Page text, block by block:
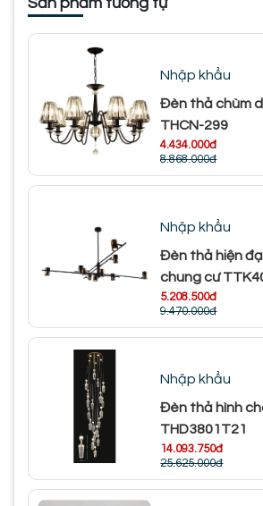
Sản phẩm tương tự
Nhập khẩu
Đèn thả chùm
THCN-299
4.434.000đ
8.868.000đ
Nhập khẩu
Đèn thả hiện
chung cư
5.208.500đ
9.470.000đ
Nhập khẩu
Đèn thả hình
THD3801T21
14.093.750đ
25.625.000đ